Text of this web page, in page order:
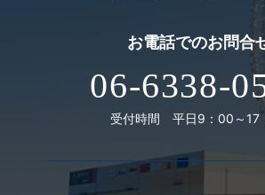
お電話でのお問合
06-6338-
受付時間 平日9：00～17